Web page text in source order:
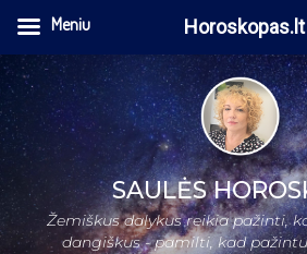
SAULĖS
Žemiškus dalykus reikia pažinti,
dangiškus - pamilti, kad
Meniu Horoskopas.lt